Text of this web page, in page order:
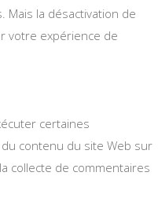
Mais la désactivation de
votre expérience de
certaines
contenu du site Web sur
collecte de commentaires